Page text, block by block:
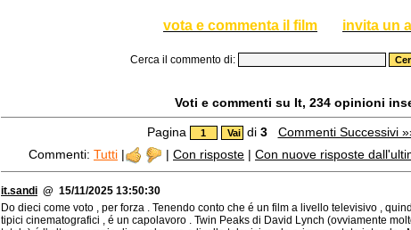
vota e commenta il film invita un
Cerca il commento di:
Voti e commenti su It, 234 opinioni
Pagina di 3
Commenti Successivi
Commenti: Tutti | | Con risposte | Con nuove risposte
it.sandi @ 15/11/2025 13:50:30
Do dieci come voto , per forza . Tenendo conto che é un film a livello televisivo ,
tipici cinematografici , é un capolavoro . Twin Peaks di David Lynch (ovviamente